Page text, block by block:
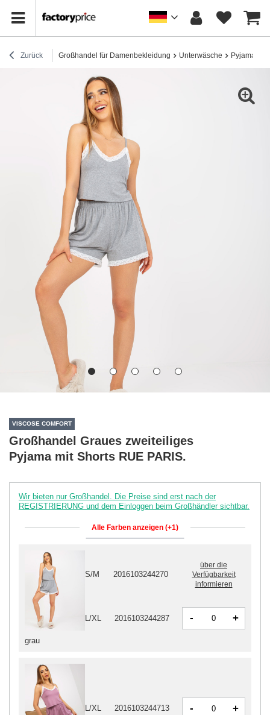
Zurück Großhandel für Damenbekleidung Unterwäsche Pyjamas
VISCOSE COMFORT
Großhandel Graues zweiteiliges
Pyjama mit Shorts RUE PARIS.
Wir bieten nur Großhandel. Die Preise sind erst nach der
REGISTRIERUNG und dem Einloggen beim Großhändler sichtbar.
Alle Farben anzeigen (+1)
L/XL 2016103244713 - +
grau
S/M 2016103244270
über die
Verfügbarkeit
informieren
L/XL 2016103244287 - +